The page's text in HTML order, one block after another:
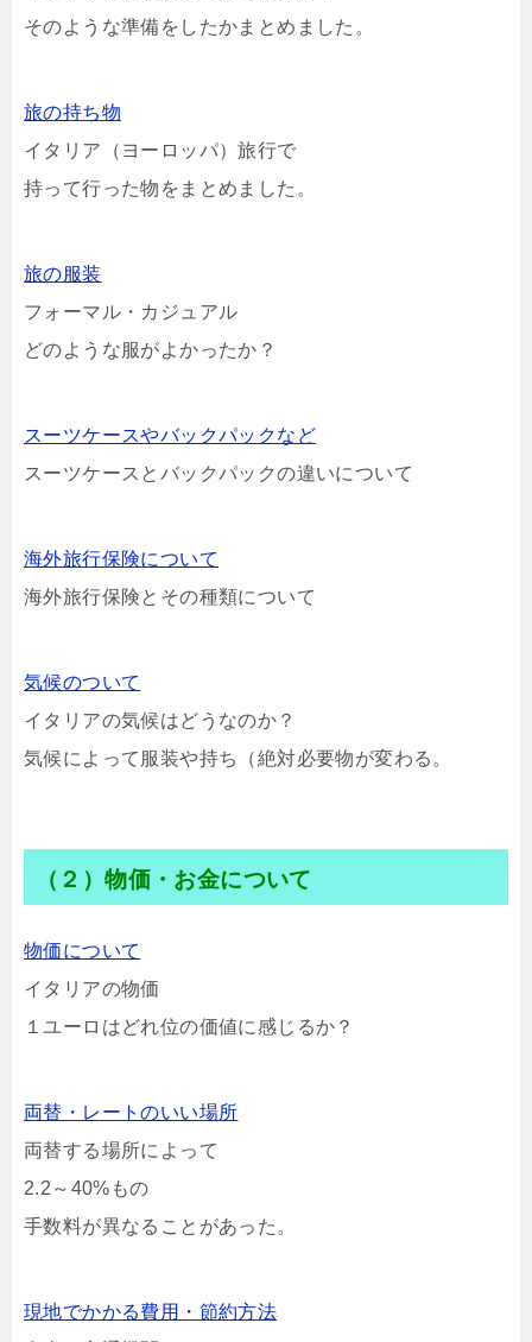
そのような準備をしたかまとめました。
旅の持ち物
イタリア（ヨーロッパ）旅行で
持って行った物をまとめました。
旅の服装
フォーマル・カジュアル
どのような服がよかったか？
スーツケースやバックパックなど
スーツケースとバックパックの違いについて
海外旅行保険について
海外旅行保険とその種類について
気候のついて
イタリアの気候はどうなのか？
気候によって服装や持ち（絶対必要物が変わる。
（２）物価・お金について
物価について
イタリアの物価
１ユーロはどれ位の価値に感じるか？
両替・レートのいい場所
両替する場所によって
2.2～40%もの
手数料が異なることがあった。
現地でかかる費用・節約方法